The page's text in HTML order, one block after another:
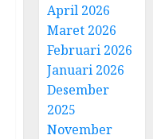
April 2026
Maret 2026
Februari 2026
Januari 2026
Desember
2025
November